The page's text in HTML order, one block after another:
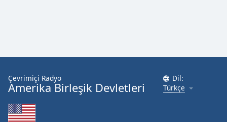
Text
Edge
Style
Çevrimiçi Radyo
Amerika Birleşik Devletleri
Dil:
Türkçe